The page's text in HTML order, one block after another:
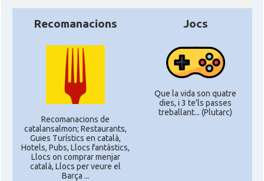
Recomanacions
Recomanacions de
catalansalmon; Restaurants,
Guies Turístics en català,
Hotels, Pubs, Llocs fantàstics,
Llocs on comprar menjar
català, Llocs per veure el
Barça ...
Jocs
Que la vida son quatre
dies, i 3 te'ls passes
treballant... (Plutarc)